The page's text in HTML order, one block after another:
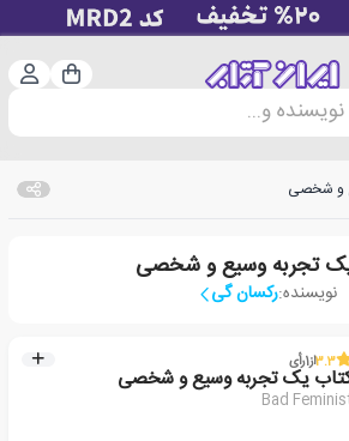
سبد
و...
و شخصی
تجربه وسیع و شخصی
نویسنده:رکسان گی
3.3از1رأی
یک تجربه وسیع و شخصی
Bad